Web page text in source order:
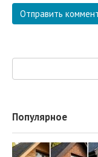
Популярное